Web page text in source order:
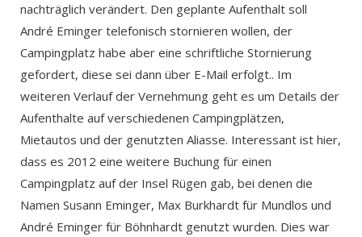
nachträglich verändert. Den geplante Aufenthalt soll
André Eminger telefonisch stornieren wollen, der
Campingplatz habe aber eine schriftliche Stornierung
gefordert, diese sei dann über E-Mail erfolgt.. Im
weiteren Verlauf der Vernehmung geht es um Details der
Aufenthalte auf verschiedenen Campingplätzen,
Mietautos und der genutzten Aliasse. Interessant ist hier,
dass es 2012 eine weitere Buchung für einen
Campingplatz auf der Insel Rügen gab, bei denen die
Namen Susann Eminger, Max Burkhardt für Mundlos und
André Eminger für Böhnhardt genutzt wurden. Dies war